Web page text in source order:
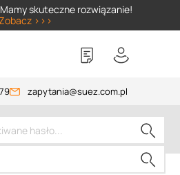
skuteczne rozwiązanie!
>>>
zapytania@suez.com.pl